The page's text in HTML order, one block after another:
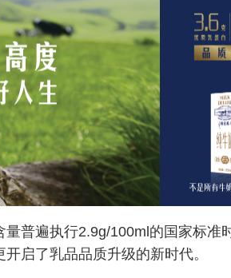
普遍执行2.9g/100ml的国家标准
启了乳品品质升级的新时代。